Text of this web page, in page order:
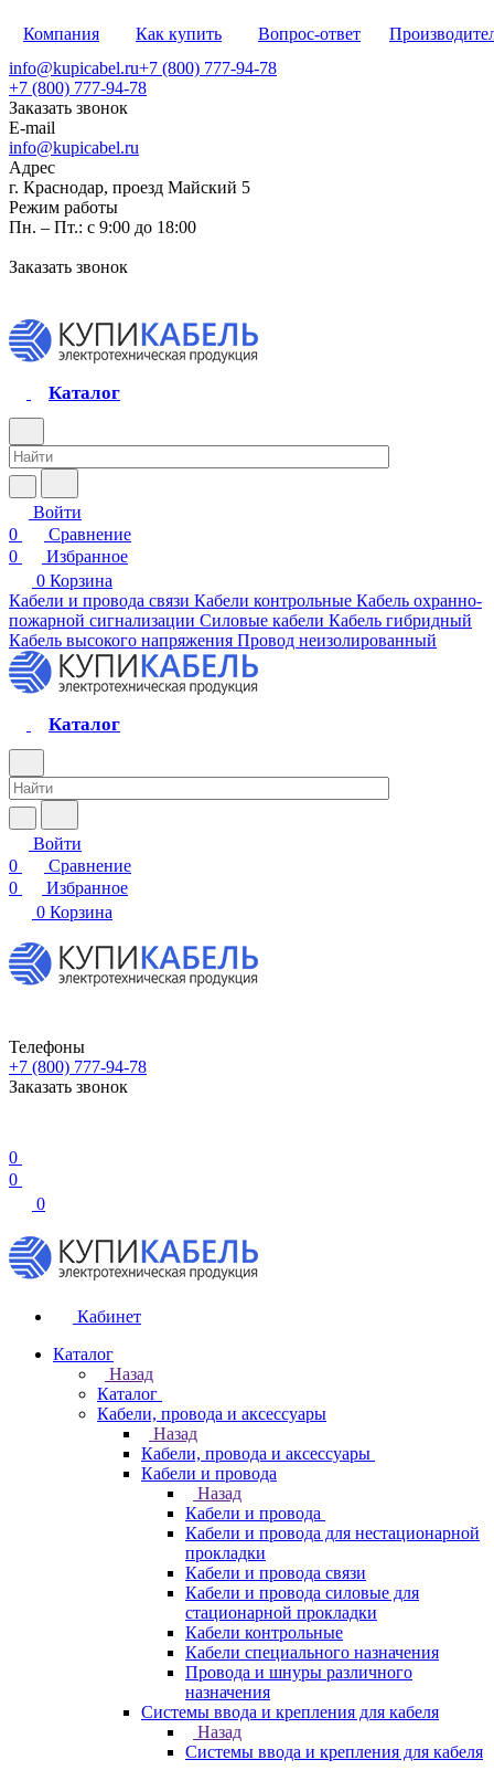
Компания Как купить Вопрос-ответ
info@kupicabel.ru+7 (800) 777-94-78
+7 (800) 777-94-78
Заказать звонок
E-mail
info@kupicabel.ru
Адрес
г. Краснодар, проезд Майский 5
Режим работы
Пн. – Пт.: с 9:00 до 18:00
Заказать звонок
Каталог
Войти
0
Сравнение
0
Избранное
0 Корзина
Кабели и провода связи Кабели контрольные Кабель охранно-
пожарной сигнализации Силовые кабели Кабель гибридный
Кабель высокого напряжения Провод неизолированный
Каталог
Войти
0
Сравнение
0
Избранное
0 Корзина
Телефоны
+7 (800) 777-94-78
Заказать звонок
0
0
0
Кабинет
Каталог
Назад
Каталог
Кабели, провода и аксессуары
Назад
Кабели, провода и аксессуары
Кабели и провода
Назад
Кабели и провода
Кабели и провода для нестационарной
прокладки
Кабели и провода связи
Кабели и провода силовые для
стационарной прокладки
Кабели контрольные
Кабели специального назначения
Провода и шнуры различного
назначения
Системы ввода и крепления для кабеля
Назад
Системы ввода и крепления для кабеля